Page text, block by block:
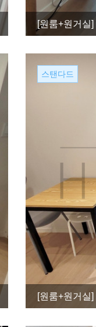
[원룸+원거실]
스탠다드
[원룸+원거실]